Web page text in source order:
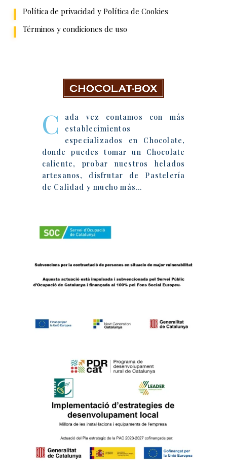
Política de privacidad y Política de Cookies
Términos y condiciones de uso
C
ada vez contamos con más
establecimientos
especializados en Chocolate,
donde puedes tomar un Chocolate
caliente, probar nuestros helados
artesanos, disfrutar de Pastelería
de Calidad y mucho más…